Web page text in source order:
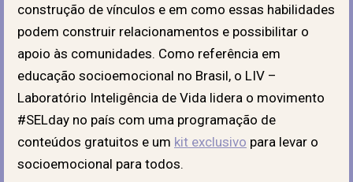
construção de vínculos e em como essas habilidades
podem construir relacionamentos e possibilitar o
apoio às comunidades. Como referência em
educação socioemocional no Brasil, o LIV –
Laboratório Inteligência de Vida lidera o movimento
#SELday no país com uma programação de
conteúdos gratuitos e um kit exclusivo para levar o
socioemocional para todos.